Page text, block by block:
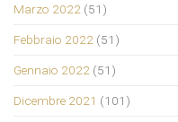
Marzo 2022 (51)
Febbraio 2022 (51)
Gennaio 2022 (51)
Dicembre 2021 (101)